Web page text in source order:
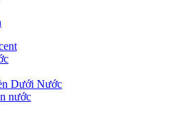
Dưới Nước
nước